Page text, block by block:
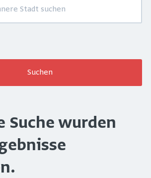
Suchen
Suche wurden